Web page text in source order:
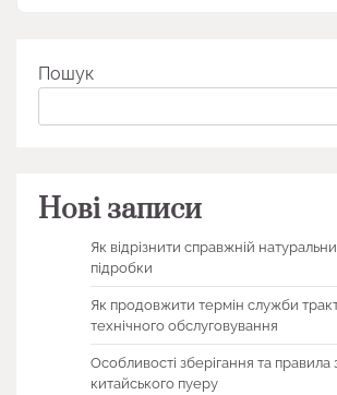
Пошук
Нові записи
Як відрізнити справжній
підробки
Як продовжити термін служби
технічного обслуговування
Особливості зберігання та
китайського пуеру